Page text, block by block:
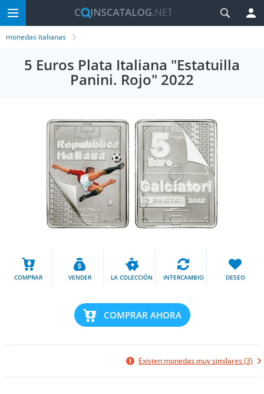
monedas italianas
5 Euros Plata Italiana "Estatuilla
Panini. Rojo" 2022
COMPRAR VENDER LA COLECCIÓN INTERCAMBIO DESEO
COMPRAR AHORA
Existen monedas muy similares (3)